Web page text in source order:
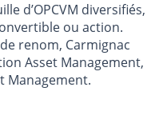
d’OPCVM diversifiés,
ou action.
renom, Carmignac
Asset Management,
Management.